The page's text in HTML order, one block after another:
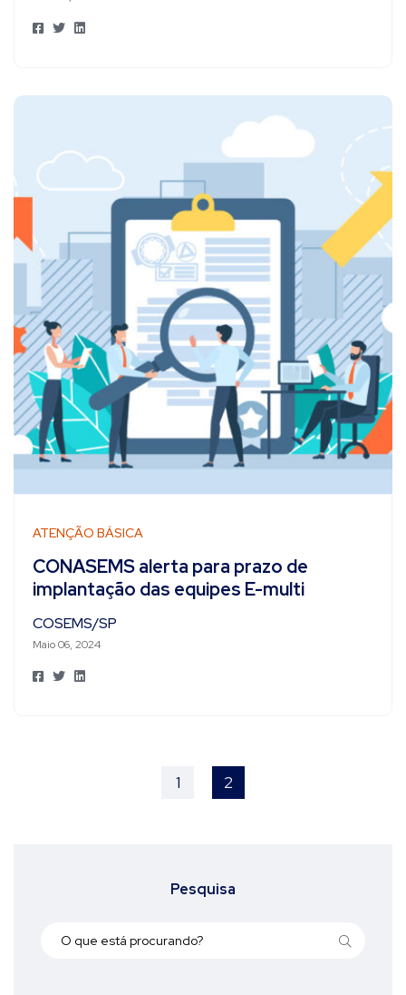
ATENÇÃO BÁSICA
CONASEMS alerta para prazo de
implantação das equipes E-multi
COSEMS/SP
Maio 06, 2024
1 2
Pesquisa